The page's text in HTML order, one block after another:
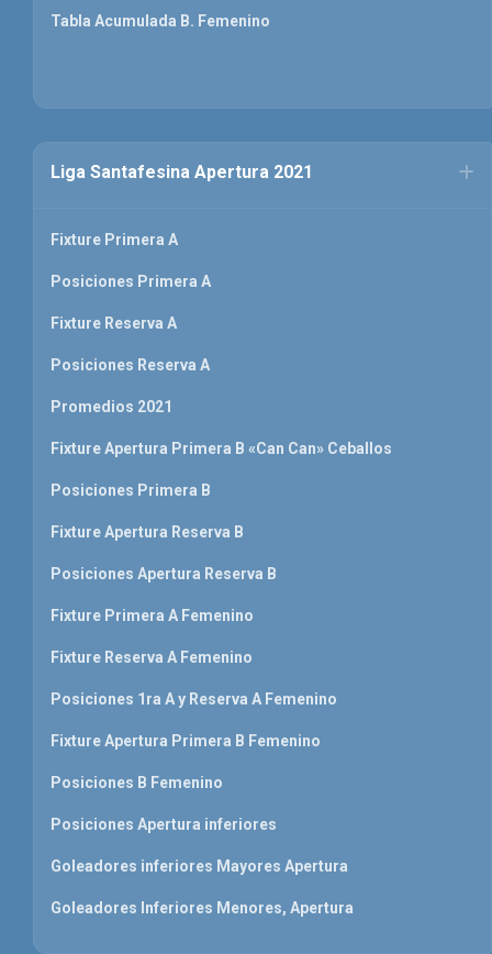
Tabla Acumulada B. Femenino
Liga Santafesina Apertura 2021
Fixture Primera A
Posiciones Primera A
Fixture Reserva A
Posiciones Reserva A
Promedios 2021
Fixture Apertura Primera B «Can Can» Ceballos
Posiciones Primera B
Fixture Apertura Reserva B
Posiciones Apertura Reserva B
Fixture Primera A Femenino
Fixture Reserva A Femenino
Posiciones 1ra A y Reserva A Femenino
Fixture Apertura Primera B Femenino
Posiciones B Femenino
Posiciones Apertura inferiores
Goleadores inferiores Mayores Apertura
Goleadores Inferiores Menores, Apertura